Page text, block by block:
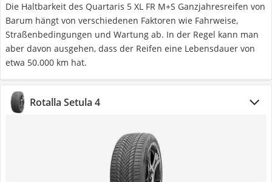
Die Haltbarkeit des Quartaris 5 XL FR M+S Ganzjahresreifen von
Barum hängt von verschiedenen Faktoren wie Fahrweise,
Straßenbedingungen und Wartung ab. In der Regel kann man
aber davon ausgehen, dass der Reifen eine Lebensdauer von
etwa 50.000 km hat.
Rotalla Setula 4